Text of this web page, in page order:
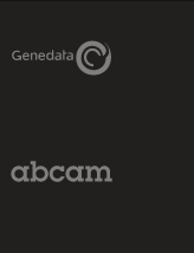
Genedata Link